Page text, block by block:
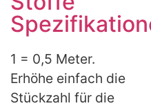
1 = 0,5 Meter.
Erhöhe einfach die
Stückzahl für die